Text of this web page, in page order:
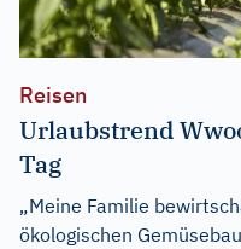
Reisen
Urlaubstrend
Tag
„Meine Familie
ökologischen